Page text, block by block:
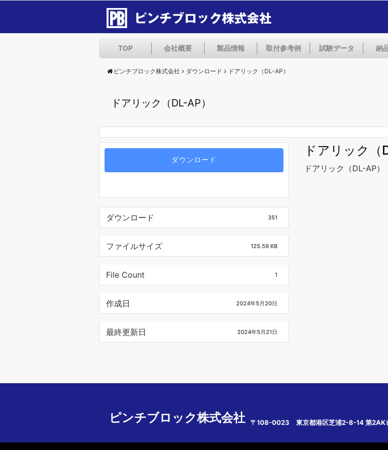
TOP 会社概要 製品情報 取付参考例 試験データ 納
ピンチブロック株式会社 ダウンロード ドアリック（DL-AP）
ドアリック（DL-AP）
ダウンロード
ダウンロード 351
ファイルサイズ 125.59 KB
File Count 1
作成日 2024年5月20日
最終更新日 2024年5月21日
ドアリック（
ドアリック（DL-AP）
ピンチブロック株式会社 〒108-0023 東京都港区芝浦2-8-14 第2AK